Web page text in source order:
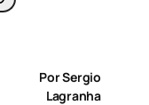
Por Sergio
Lagranha